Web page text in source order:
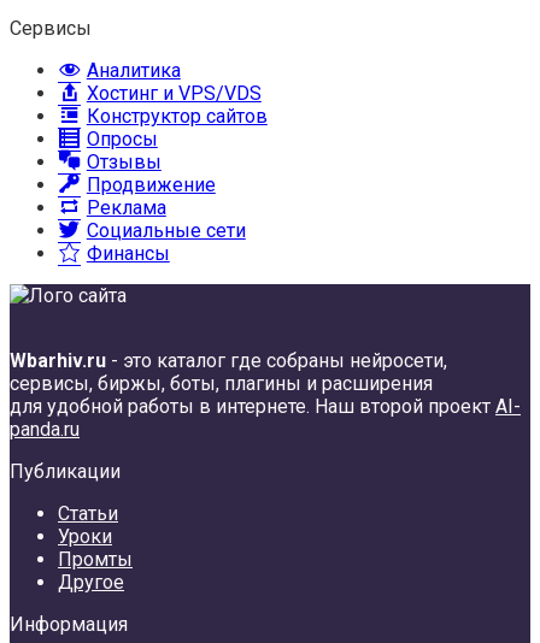
Сервисы
Аналитика
Хостинг и VPS/VDS
Конструктор сайтов
Опросы
Отзывы
Продвижение
Реклама
Социальные сети
Финансы
Wbarhiv.ru - это каталог где собраны нейросети,
сервисы, биржы, боты, плагины и расширения
для удобной работы в интернете. Наш второй проект AI-
panda.ru
Публикации
Статьи
Уроки
Промты
Другое
Информация